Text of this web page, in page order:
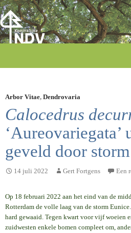
inhoud
Arbor Vitae, Dendrovaria
Calocedrus
‘Aureovariegata’
geveld door storm
14 juli 2022 Gert Fortgens Een
Op 18 februari 2022 aan het eind van de
Rotterdam de volle laag van de storm
hard gewaaid. Tegen kwart voor vijf woeien
zuidwesten enkele bomen compleet om,